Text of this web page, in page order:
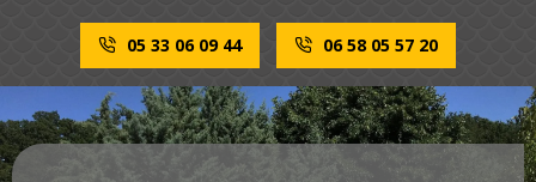
05 33 06 09 44 06 58 05 57 20